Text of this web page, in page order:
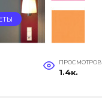
ПРОСМОТРОВ
1.4к.